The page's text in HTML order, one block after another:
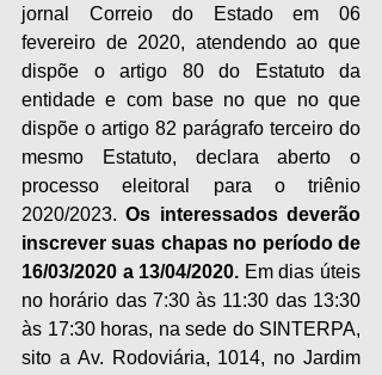
jornal Correio do Estado em 06
fevereiro de 2020, atendendo ao que
dispõe o artigo 80 do Estatuto da
entidade e com base no que no que
dispõe o artigo 82 parágrafo terceiro do
mesmo Estatuto, declara aberto o
processo eleitoral para o triênio
2020/2023. Os interessados deverão
inscrever suas chapas no período de
16/03/2020 a 13/04/2020. Em dias úteis
no horário das 7:30 às 11:30 das 13:30
às 17:30 horas, na sede do SINTERPA,
sito a Av. Rodoviária, 1014, no Jardim